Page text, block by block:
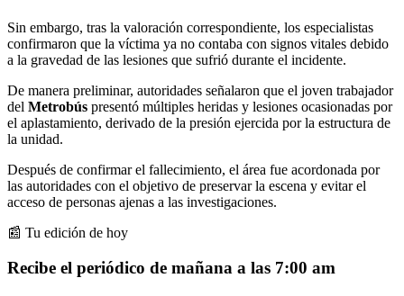
Sin embargo, tras la valoración correspondiente, los especialistas
confirmaron que la víctima ya no contaba con signos vitales debido
a la gravedad de las lesiones que sufrió durante el incidente.
De manera preliminar, autoridades señalaron que el joven trabajador
del Metrobús presentó múltiples heridas y lesiones ocasionadas por
el aplastamiento, derivado de la presión ejercida por la estructura de
la unidad.
Después de confirmar el fallecimiento, el área fue acordonada por
las autoridades con el objetivo de preservar la escena y evitar el
acceso de personas ajenas a las investigaciones.
📰 Tu edición de hoy
Recibe el periódico de mañana a las 7:00 am